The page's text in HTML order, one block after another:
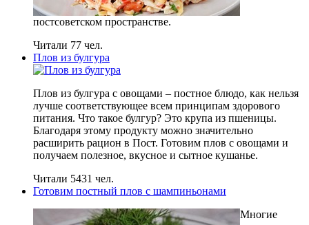
постсоветском пространстве.
Читали 77 чел.
Плов из булгура
Плов из булгура с овощами – постное блюдо, как нельзя
лучше соответствующее всем принципам здорового
питания. Что такое булгур? Это крупа из пшеницы.
Благодаря этому продукту можно значительно
расширить рацион в Пост. Готовим плов с овощами и
получаем полезное, вкусное и сытное кушанье.
Читали 5431 чел.
Готовим постный плов с шампиньонами
Многие